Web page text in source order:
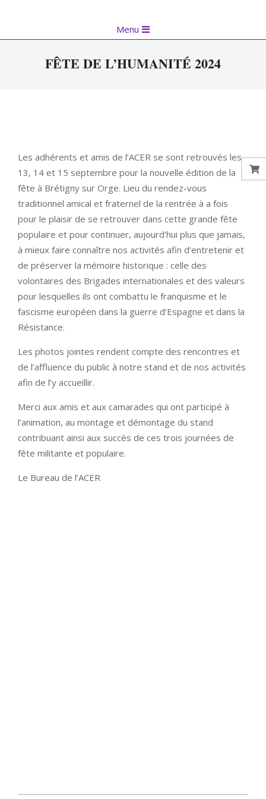
content
Navigation
Menu
FÊTE DE L’HUMANITÉ 2024
Les adhérents et amis de l’ACER se sont retrouvés les
13, 14 et 15 septembre pour la nouvelle édition de la
fête à Brétigny sur Orge. Lieu du rendez-vous
traditionnel amical et fraternel de la rentrée à a fois
pour le plaisir de se retrouver dans cette grande fête
populaire et pour continuer, aujourd’hui plus que jamais,
à mieux faire connaître nos activités afin d‘entretenir et
de préserver la mémoire historique : celle des
volontaires des Brigades internationales et des valeurs
pour lesquelles ils ont combattu le franquisme et le
fascisme européen dans la guerre d’Espagne et dans la
Résistance.
Les photos jointes rendent compte des rencontres et
de l’affluence du public à notre stand et de nos activités
afin de l’y accueillir.
Merci aux amis et aux camarades qui ont participé à
l’animation, au montage et démontage du stand
contribuant ainsi aux succès de ces trois journées de
fête militante et populaire.
Le Bureau de l’ACER